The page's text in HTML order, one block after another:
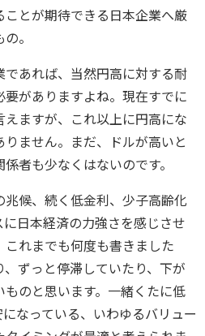
とが期待できる日本企業へ厳
。
であれば、当然円高に対する耐
がありますよね。現在すでに
ますが、これ以上に円高にな
ません。まだ、ドルが高いと
者も少なくはないのです。
候、続く低金利、少子高齢化
日本経済の力強さを感じさせ
れまでも何度も書きました
ずっと停滞していたり、下が
のと思います。一緒くたに低
なっている、いわゆるバリュー